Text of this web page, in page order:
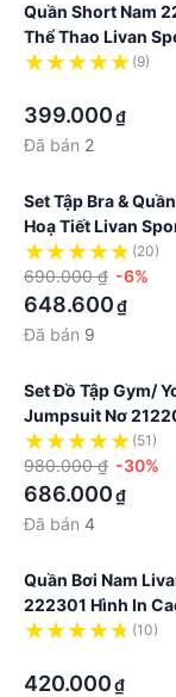
Quần Short Nam
Thể Thao Livan
Giãn Thoáng Khí
(9)
399.000₫
Đã bán 2
Set Tập Bra &
Hoạ Tiết Livan
Mịn Co Giãn Cao
LV23212207
(20)
690.000 ₫ -6%
648.600₫
Đã bán 9
Set Đồ Tập Gym/
Jumpsuit Nơ
Sport Co Giãn
Cao Cấp
(51)
980.000 ₫ -30%
686.000₫
Đã bán 4
Quần Bơi Nam
222301 Hình In
Giãn 4 Chiều Vải
(10)
420.000₫